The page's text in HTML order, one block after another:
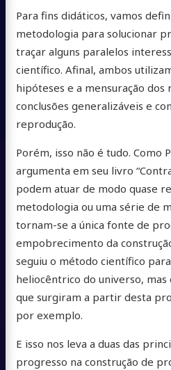
Para fins didáticos, vamos
metodologia para solucionar
traçar alguns paralelos
científico. Afinal, ambos
hipóteses e a mensuração dos
conclusões generalizáveis e
reprodução.
Porém, isso não é tudo. Como
argumenta em seu livro
podem atuar de modo quase
metodologia ou uma série de
tornam-se a única fonte de
empobrecimento da
seguiu o método científico
heliocêntrico do universo, mas
que surgiram a partir desta
por exemplo.
E isso nos leva a duas das
progresso na construção de